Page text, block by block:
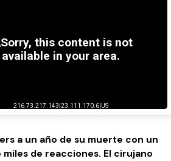
a un año de su muerte con un
de reacciones. El cirujano